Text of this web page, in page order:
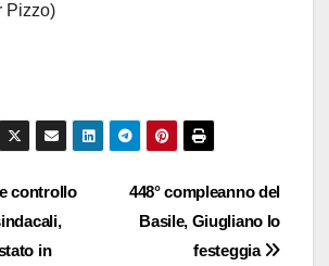
Pizzo)
448° compleanno del
Basile, Giugliano lo
festeggia
controllo
in